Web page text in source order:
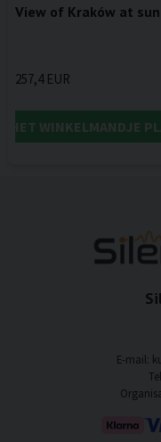
View of Kraków at
257,4 EUR
HET WINKELMANDJE
E-mail: